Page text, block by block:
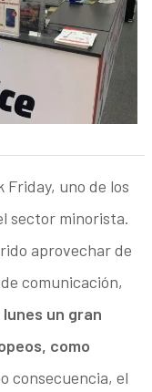
Friday, uno de los
sector minorista.
aprovechar de
comunicación,
un gran
como
consecuencia, el